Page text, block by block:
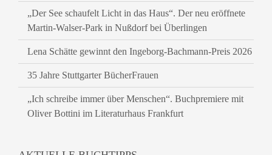
„Der See schaufelt Licht in das Haus“. Der neu eröffnete
Martin-Walser-Park in Nußdorf bei Überlingen
Lena Schätte gewinnt den Ingeborg-Bachmann-Preis 2026
35 Jahre Stuttgarter BücherFrauen
„Ich schreibe immer über Menschen“. Buchpremiere mit
Oliver Bottini im Literaturhaus Frankfurt